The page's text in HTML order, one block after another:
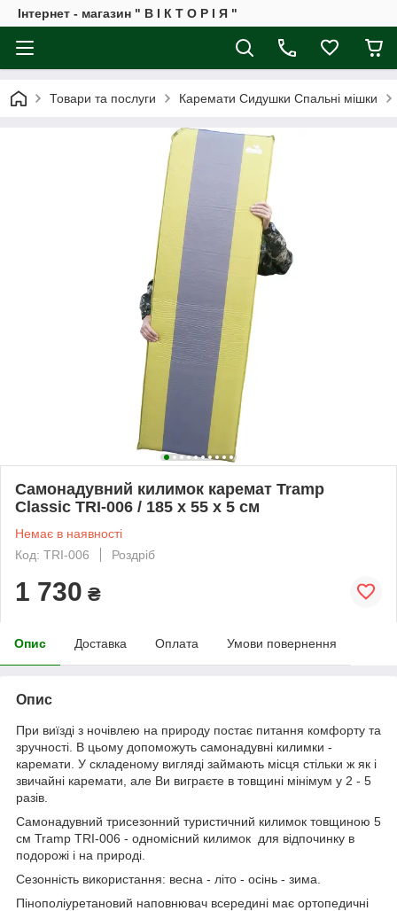
Інтернет - магазин " В І К Т О Р І Я "
Товари та послуги Каремати Сидушки Спальні мішки
Самонадувний килимок каремат Tramp
Classic TRI-006 / 185 х 55 х 5 см
Немає в наявності
Код: TRI-006
Роздріб
1 730 ₴
Опис Доставка Оплата Умови повернення
Опис
При виїзді з ночівлею на природу постає питання комфорту та
зручності. В цьому допоможуть самонадувні килимки -
каремати. У складеному вигляді займають місця стільки ж як і
звичайні каремати, але Ви виграєте в товщині мінімум у 2 - 5
разів.
Самонадувний трисезонний туристичний килимок товщиною 5
см Tramp TRI-006 - одномісний килимок для відпочинку в
подорожі і на природі.
Сезонність використання: весна - літо - осінь - зима.
Пінополіуретановий наповнювач всередині має ортопедичні